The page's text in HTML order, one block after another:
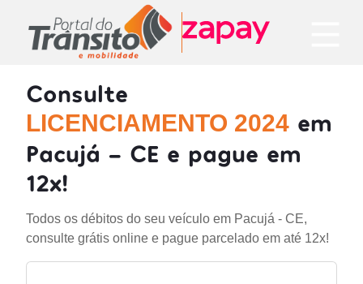
Consulte
LICENCIAMENTO 2024 em
Pacujá - CE e pague em
12x!
Todos os débitos do seu veículo em Pacujá - CE,
consulte grátis online e pague parcelado em até 12x!